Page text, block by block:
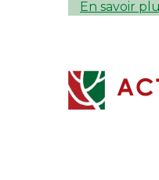
En savoir